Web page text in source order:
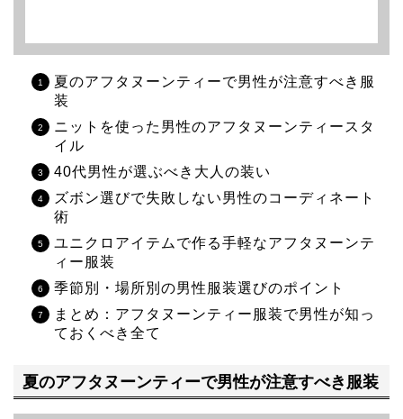
夏のアフタヌーンティーで男性が注意すべき服
装
ニットを使った男性のアフタヌーンティースタ
イル
40代男性が選ぶべき大人の装い
ズボン選びで失敗しない男性のコーディネート
術
ユニクロアイテムで作る手軽なアフタヌーンテ
ィー服装
季節別・場所別の男性服装選びのポイント
まとめ：アフタヌーンティー服装で男性が知っ
ておくべき全て
夏のアフタヌーンティーで男性が注意すべき服装